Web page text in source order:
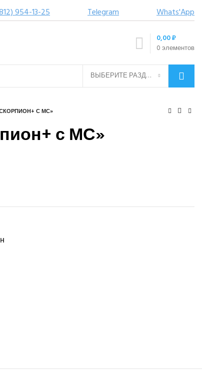
954-13-25 Telegram Whats'App
0элементов
0,00₽
ВЫБЕРИТЕ РАЗДЕЛ
С МС»
с МС»